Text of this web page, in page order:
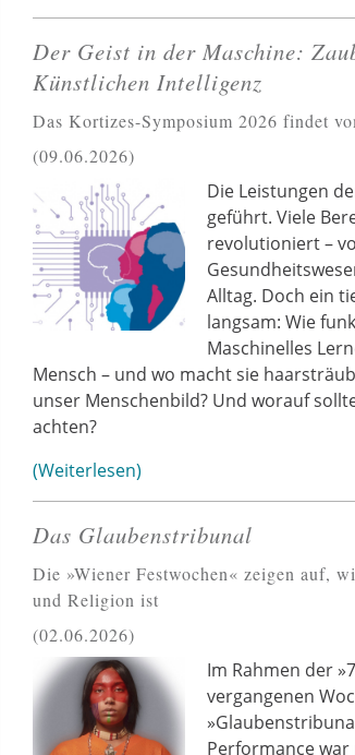
Der Geist in der Maschine:
Künstlichen Intelligenz
Das Kortizes-Symposium 2026 findet
09.06.2026
Die Leistungen
geführt. Viele
revolutioniert –
Alltag. Doch ein
langsam: Wie
Maschinelles
Mensch – und wo macht sie
unser Menschenbild? Und worauf
achten?
Weiterlesen
Das Glaubenstribunal
Die »Wiener Festwochen« zeigen auf,
und Religion ist
02.06.2026
Im Rahmen der
vergangenen
Performance